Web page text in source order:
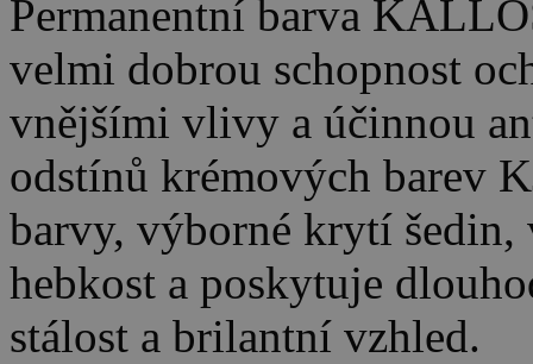
Permanentní barva
velmi dobrou schopnost
vnějšími vlivy a účinnou
odstínů krémových barev
barvy, výborné krytí šedin,
hebkost a poskytuje
stálost a brilantní vzhled.